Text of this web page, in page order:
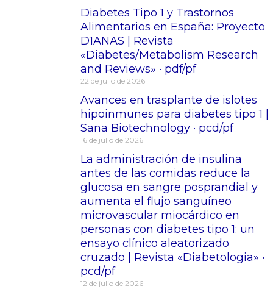
Diabetes Tipo 1 y Trastornos
Alimentarios en España: Proyecto
D1ANAS | Revista
«Diabetes/Metabolism Research
and Reviews» · pdf/pf
22 de julio de 2026
Avances en trasplante de islotes
hipoinmunes para diabetes tipo 1 |
Sana Biotechnology · pcd/pf
16 de julio de 2026
La administración de insulina
antes de las comidas reduce la
glucosa en sangre posprandial y
aumenta el flujo sanguíneo
microvascular miocárdico en
personas con diabetes tipo 1: un
ensayo clínico aleatorizado
cruzado | Revista «Diabetologia» ·
pcd/pf
12 de julio de 2026